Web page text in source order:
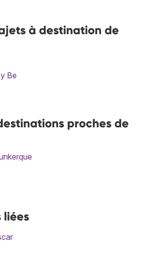
à destination de
Be
proches de
liées